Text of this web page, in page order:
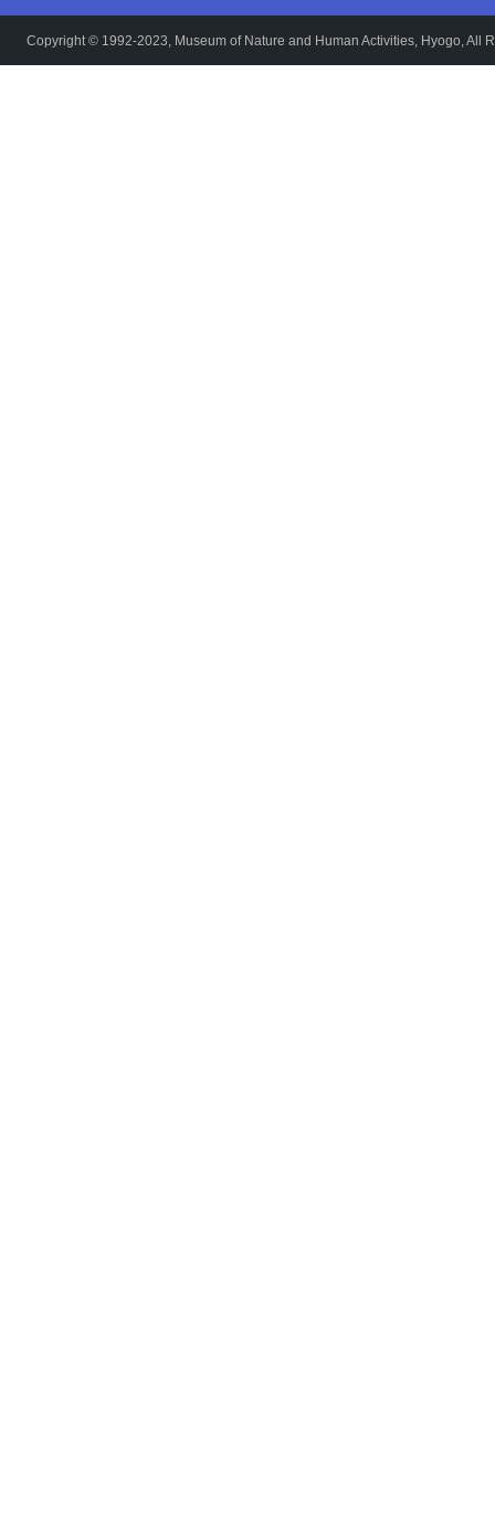
Copyright © 1992-2023, Museum of Nature and Human Activities, Hyogo, All